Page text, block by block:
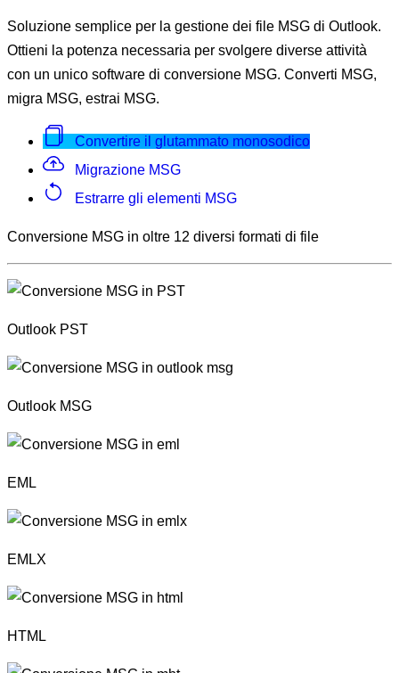
Soluzione semplice per la gestione dei file MSG di Outlook.
Ottieni la potenza necessaria per svolgere diverse attività
con un unico software di conversione MSG. Converti MSG,
migra MSG, estrai MSG.
Convertire il glutammato monosodico
Migrazione MSG
Estrarre gli elementi MSG
Conversione MSG in oltre 12 diversi formati di file
Outlook PST
Outlook MSG
EML
EMLX
HTML